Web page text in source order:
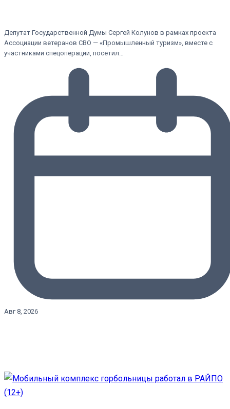
Депутат Государственной Думы Сергей Колунов в рамках проекта
Ассоциации ветеранов СВО — «Промышленный туризм», вместе с
участниками спецоперации, посетил…
Авг 8, 2026